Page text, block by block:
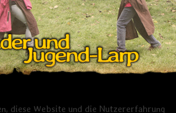
diese Website und die Nutzererfahrung